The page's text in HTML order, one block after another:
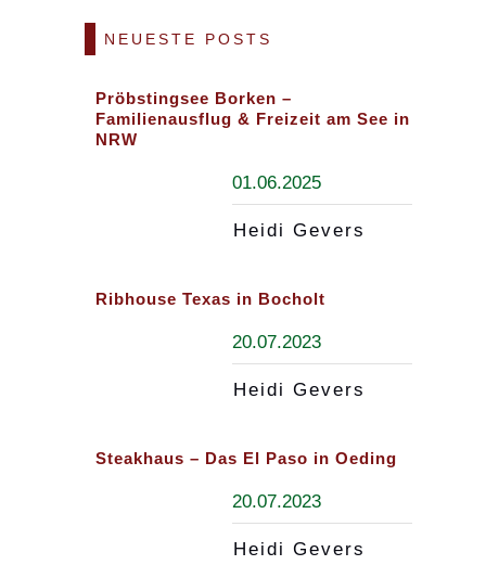
NEUESTE POSTS
Pröbstingsee Borken –
Familienausflug & Freizeit am See in
NRW
01.06.2025
Heidi Gevers
Ribhouse Texas in Bocholt
20.07.2023
Heidi Gevers
Steakhaus – Das El Paso in Oeding
20.07.2023
Heidi Gevers